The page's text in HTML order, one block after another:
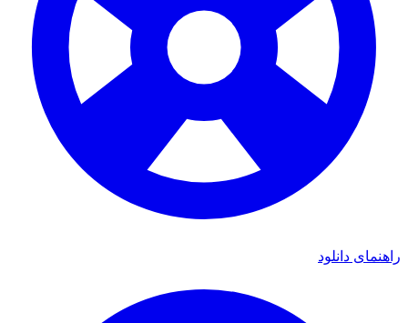
راهنمای دانلود